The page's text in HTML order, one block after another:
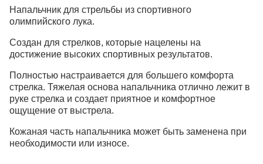
Напальчник для стрельбы из спортивного
олимпийского лука.
Создан для стрелков, которые нацелены на
достижение высоких спортивных результатов.
Полностью настраивается для большего комфорта
стрелка. Тяжелая основа напальчника отлично лежит в
руке стрелка и создает приятное и комфортное
ощущение от выстрела.
Кожаная часть напальчника может быть заменена при
необходимости или износе.